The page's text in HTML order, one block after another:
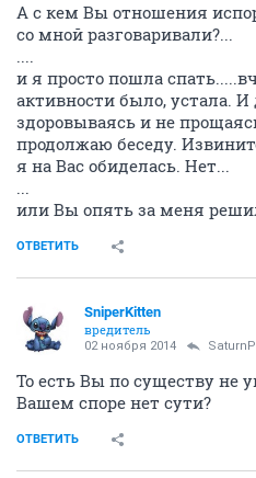
А с кем Вы отношения
со мной разговаривали?...
....
и я просто пошла
активности было, устала.
здоровываясь и не
продолжаю беседу.
я на Вас обиделась. Нет...
...
или Вы опять за меня
ОТВЕТИТЬ
SniperKitten
вредитель
02 ноября 2014
То есть Вы по существу не
Вашем споре нет сути?
ОТВЕТИТЬ